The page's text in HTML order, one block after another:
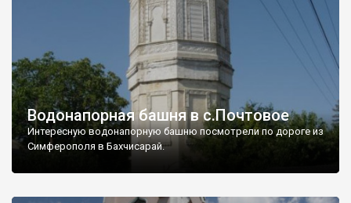
Водонапорная башня в с.Почтовое
Интересную водонапорную башню посмотрели по дороге из
Симферополя в Бахчисарай.